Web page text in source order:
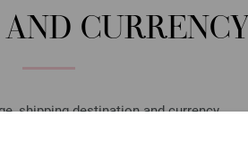
CURRENCY
shipping destination and currency.
Rundpinne Messing St.
Rundpinne Messing fra LANA
5,00 €